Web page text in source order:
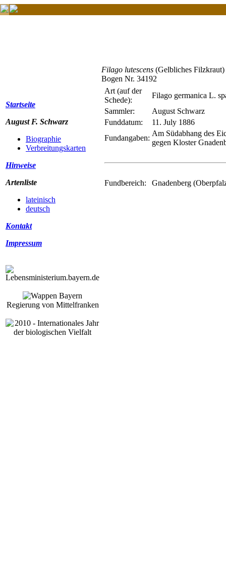
Startseite
August F. Schwarz
Biographie
Verbreitungskarten
Hinweise
Artenliste
lateinisch
deutsch
Kontakt
Impressum
Regierung von Mittelfranken
Filago lutescens (Gelbliches Filzkraut)
Bogen Nr. 34192
Art (auf der
Schede):
Filago germanica L.
Sammler:
August Schwarz
Funddatum:
11. July 1886
Fundangaben:
Am Südabhang des
gegen Kloster
Fundbereich: Gnadenberg